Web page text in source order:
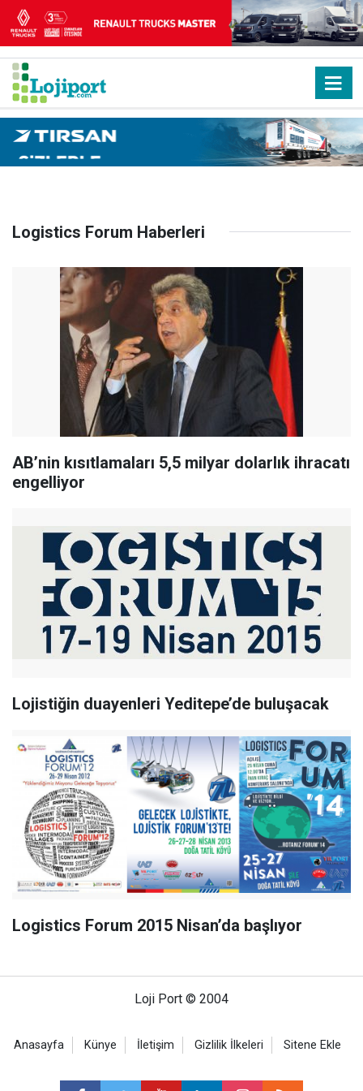
Logistics Forum Haberleri
AB’nin kısıtlamaları 5,5 milyar dolarlık ihracatı
engelliyor
Lojistiğin duayenleri Yeditepe’de buluşacak
Logistics Forum 2015 Nisan’da başlıyor
Loji Port © 2004
Anasayfa Künye İletişim Gizlilik İlkeleri Sitene Ekle